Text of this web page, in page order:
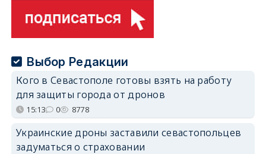
Выбор Редакции
Кого в Севастополе готовы взять на работу
для защиты города от дронов
15:13 0 8778
Украинские дроны заставили севастопольцев
задуматься о страховании